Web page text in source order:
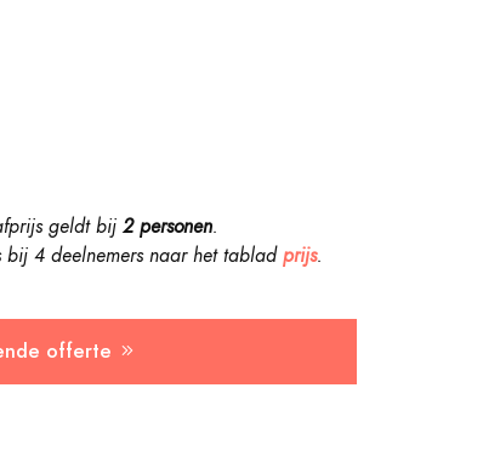
geldt bij 2 personen.
4 deelnemers naarhet tablad prijs.
offerte